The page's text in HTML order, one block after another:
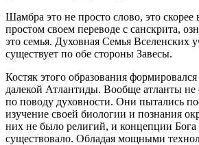
Шамбра это не просто слово, это
простом своем переводе с санскрита,
это семья. Духовная Семья Вселенских
существует по обе стороны Завесы.
Костяк этого образования
далекой Атлантиды. Вообще атланты не
по поводу духовности. Они пытались
изучение своей биологии и познания
них не было религий, и концепции Бога
существовало. Обладая мощными